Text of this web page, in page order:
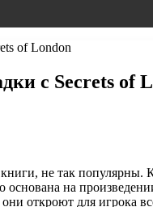
of London
с Secrets of
не так
на
откроют для игрока